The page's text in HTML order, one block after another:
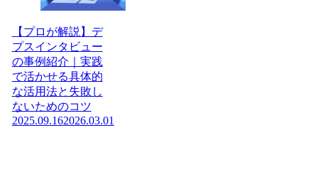
【プロが解説】デ
プスインタビュー
の事例紹介｜実践
で活かせる具体的
な活用法と失敗し
ないためのコツ
2025.09.162026.03.01